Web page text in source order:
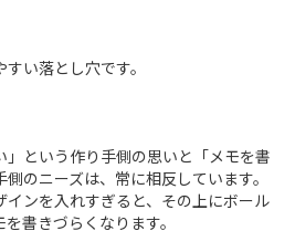
い落とし穴です。
」という作り手側の思いと「メモを書
のニーズは、常に相反しています。
インを入れすぎると、その上にボール
書きづらくなります。